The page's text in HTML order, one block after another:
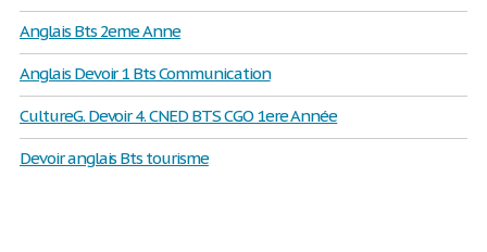
Anglais Bts 2eme Anne
Anglais Devoir 1 Bts Communication
CultureG. Devoir 4. CNED BTS CGO 1ere Année
Devoir anglais Bts tourisme